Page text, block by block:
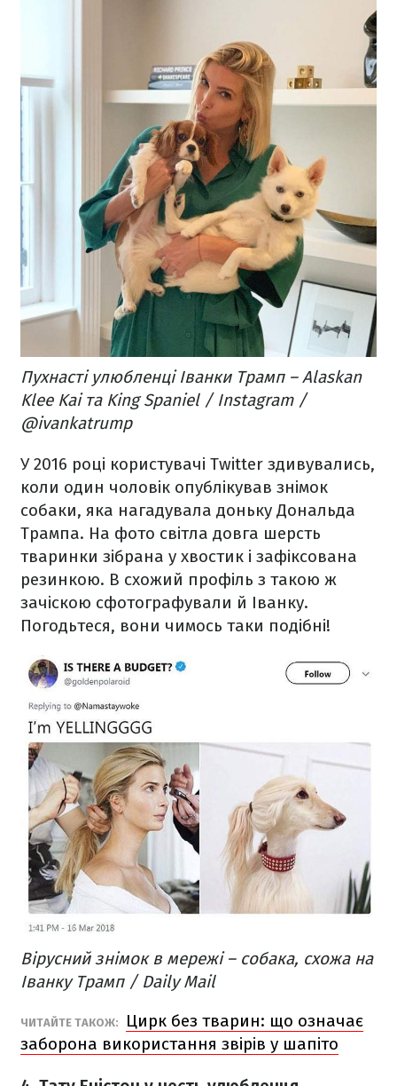
Пухнасті улюбленці Іванки Трамп – Alaskan
Klee Kai та King Spaniel / Instagram /
@ivankatrump
У 2016 році користувачі Twitter здивувались,
коли один чоловік опублікував знімок
собаки, яка нагадувала доньку Дональда
Трампа. На фото світла довга шерсть
тваринки зібрана у хвостик і зафіксована
резинкою. В схожий профіль з такою ж
зачіскою сфотографували й Іванку.
Погодьтеся, вони чимось таки подібні!
Вірусний знімок в мережі – собака, схожа на
Іванку Трамп / Daily Mail
ЧИТАЙТЕ ТАКОЖ:
Цирк без тварин: що означає
заборона використання звірів у шапіто